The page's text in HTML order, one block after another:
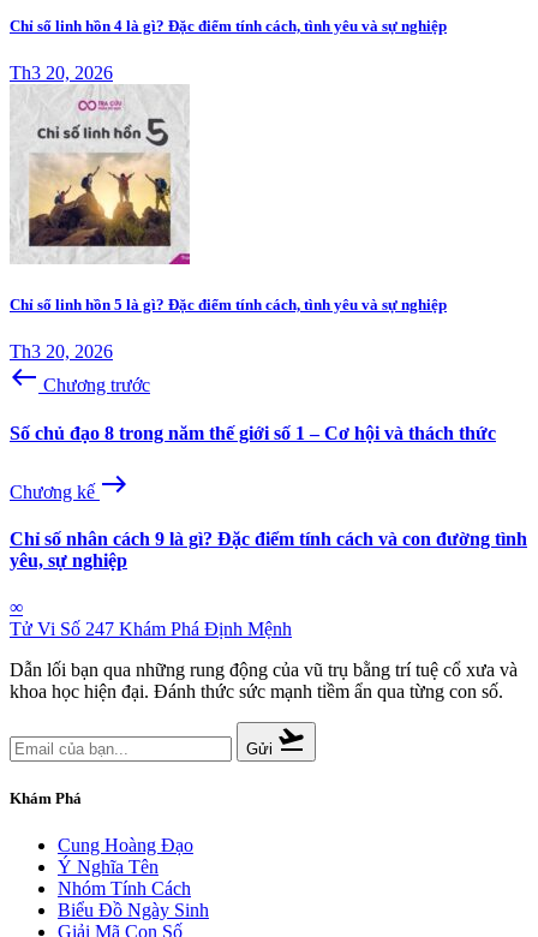
Chỉ số linh hồn 4 là gì? Đặc điểm tính cách, tình yêu và sự nghiệp
Th3 20, 2026
Chỉ số linh hồn 5 là gì? Đặc điểm tính cách, tình yêu và sự nghiệp
Th3 20, 2026
west Chương trước
Số chủ đạo 8 trong năm thế giới số 1 – Cơ hội và thách thức
Chương kế east
Chỉ số nhân cách 9 là gì? Đặc điểm tính cách và con đường tình
yêu, sự nghiệp
∞
Tử Vi Số 247 Khám Phá Định Mệnh
Dẫn lối bạn qua những rung động của vũ trụ bằng trí tuệ cổ xưa và
khoa học hiện đại. Đánh thức sức mạnh tiềm ẩn qua từng con số.
Gửi flight_takeoff
Khám Phá
Cung Hoàng Đạo
Ý Nghĩa Tên
Nhóm Tính Cách
Biểu Đồ Ngày Sinh
Giải Mã Con Số